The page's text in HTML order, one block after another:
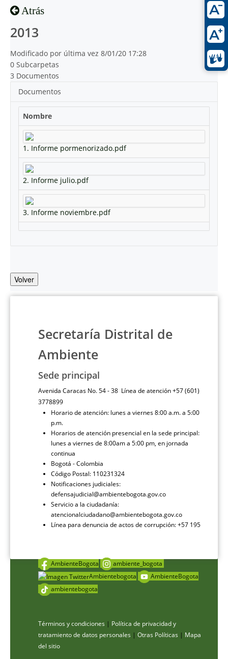
Atrás
2013
Modificado por última vez 8/01/20 17:28
0 Subcarpetas
3 Documentos
Documentos
Nombre
1. Informe pormenorizado.pdf
2. Informe julio.pdf
3. Informe noviembre.pdf
Volver
Secretaría Distrital de
Ambiente
Sede principal
Avenida Caracas No. 54 - 38 Línea de atención +57 (601)
3778899
Horario de atención: lunes a viernes 8:00 a.m. a 5:00
p.m.
Horarios de atención presencial en la sede principal:
lunes a viernes de 8:00am a 5:00 pm, en jornada
continua
Bogotá - Colombia
Código Postal: 110231324
Notificaciones judiciales:
defensajudicial@ambientebogota.gov.co
Servicio a la ciudadanía:
atencionalciudadano@ambientebogota.gov.co
Línea para denuncia de actos de corrupción: +57 195
AmbienteBogota
ambiente_bogota
Ambientebogota
AmbienteBogota
ambientebogota
Términos y condiciones | Política de privacidad y
tratamiento de datos personales | Otras Políticas | Mapa
del sitio